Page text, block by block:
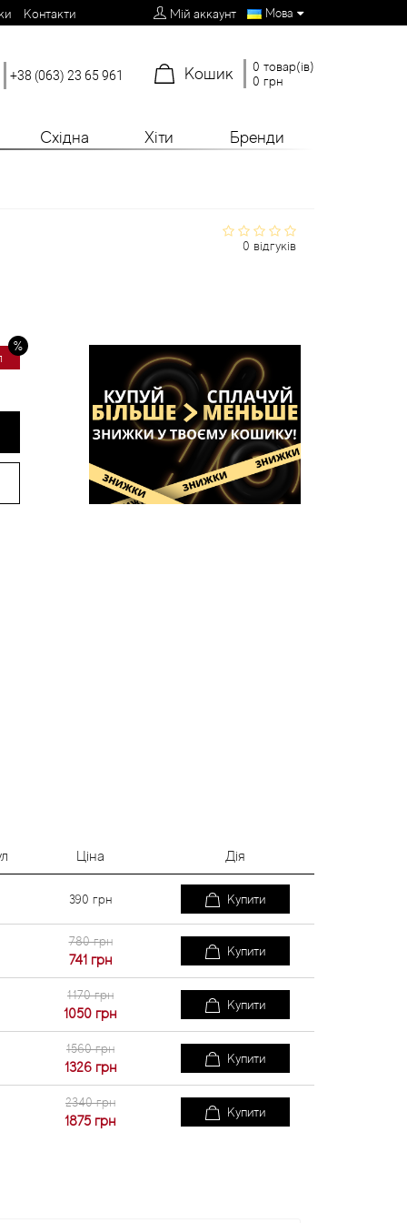
Контакти Мій аккаунт Мова
+38 (063) 23 65 961 Кошик
0 товар(ів)
0 грн
Східна Хіти Бренди
0 відгуків
Ціна Дія
390 грн Купити
780 грн
741 грн
Купити
1170 грн
1050 грн
Купити
1560 грн
1326 грн
Купити
2340 грн
1875 грн
Купити